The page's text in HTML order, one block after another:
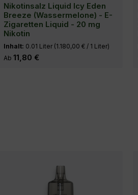
Nikotinsalz Liquid Icy Eden
Breeze (Wassermelone) - E-
Zigaretten Liquid - 20 mg
Nikotin
Inhalt: 0.01 Liter (1.180,00 € / 1 Liter)
Regulärer Preis:
Ab 11,80 €